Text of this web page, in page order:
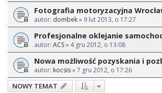
Fotografia motoryzacyjna
autor: dombek» 9 lut 2013, o 17:27
Profesjonalne oklejanie
autor: ACS» 4 gru 2012, o 13:08
Nowa możliwość pozyskania i
autor: kocsis» 7 gru 2012, o 17:26
NOWY TEMAT